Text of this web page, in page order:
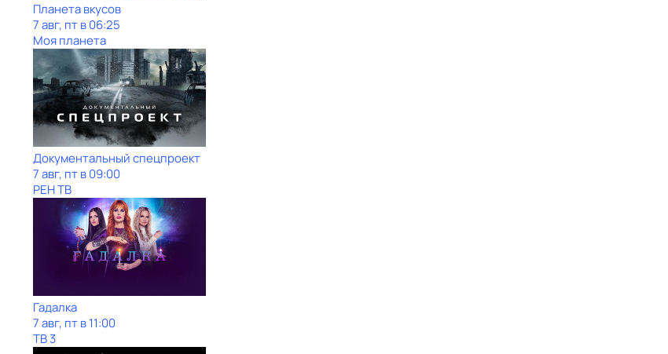
Планета вкусов
7 авг, пт в 06:25
Моя планета
Документальный спецпроект
7 авг, пт в 09:00
РЕН ТВ
Гадалка
7 авг, пт в 11:00
ТВ 3